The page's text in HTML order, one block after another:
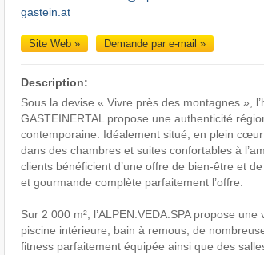
gastein.at
Site Web » Demande par e-mail »
Description:
Sous la devise « Vivre près des montagnes »,
GASTEINERTAL propose une authenticité
contemporaine. Idéalement situé, en plein
dans des chambres et suites confortables à
clients bénéficient d’une offre de bien-être et
et gourmande complète parfaitement l’offre.
Sur 2 000 m², l’ALPEN.VEDA.SPA propose
piscine intérieure, bain à remous, de
fitness parfaitement équipée ainsi que des